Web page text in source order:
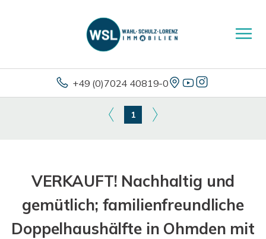
+49 (0)7024 40819-0
1
VERKAUFT! Nachhaltig und
gemütlich; familienfreundliche
Doppelhaushälfte in Ohmden mit